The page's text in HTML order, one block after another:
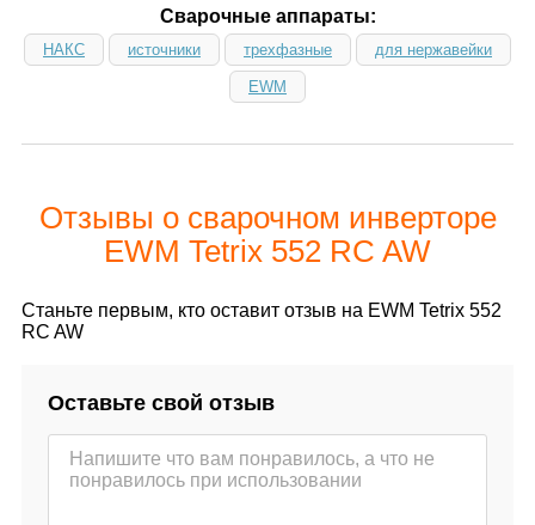
Сварочные аппараты:
НАКС источники трехфазные для нержавейки
EWM
Отзывы о сварочном инверторе
EWM Tetrix 552 RC AW
Станьте первым, кто оставит отзыв на EWM Tetrix 552
RC AW
Оставьте свой отзыв